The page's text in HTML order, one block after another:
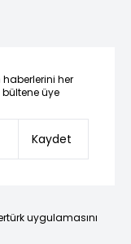
her
üye
Kaydet
uygulamasını